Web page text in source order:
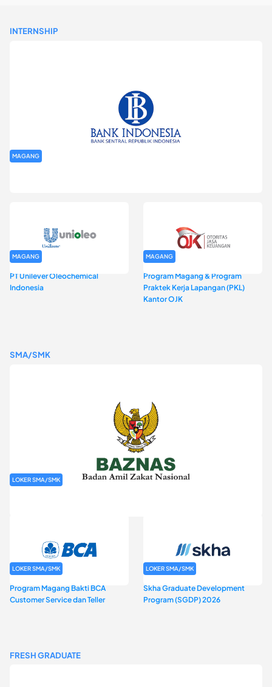
INTERNSHIP
MAGANG
MAGANG
PT Unilever Oleochemical
Indonesia
MAGANG
Program Magang & Program
Praktek Kerja Lapangan (PKL)
Kantor OJK
SMA/SMK
LOKER SMA/SMK
LOKER SMA/SMK
Program Magang Bakti BCA
Customer Service dan Teller
LOKER SMA/SMK
Skha Graduate Development
Program (SGDP) 2026
FRESH GRADUATE